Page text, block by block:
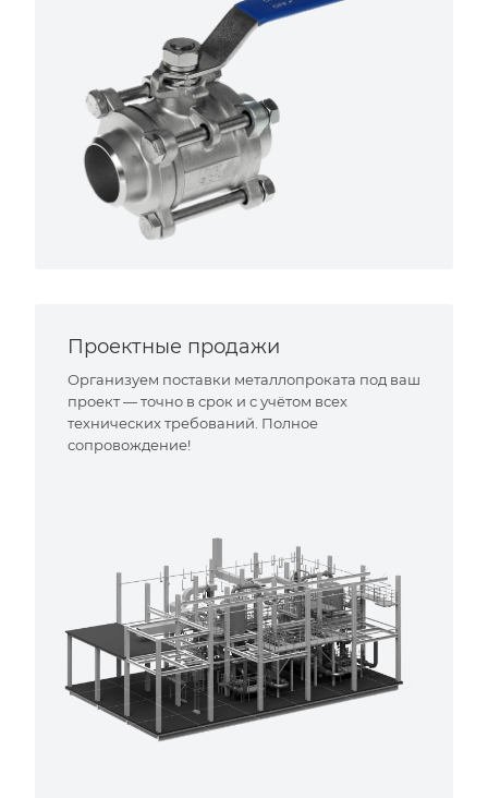
Проектные продажи
Организуем поставки металлопроката под ваш
проект — точно в срок и с учётом всех
технических требований. Полное
сопровождение!